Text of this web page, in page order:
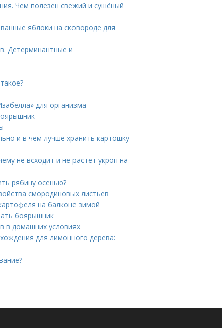
Чем полезен свежий и сушёный
яблоки на сковороде для
Детерминантные и
для организма
и в чём лучше хранить картошку
не всходит и не растет укроп на
рябину осенью?
смородиновых листьев
на балконе зимой
боярышник
в домашних условиях
для лимонного дерева: